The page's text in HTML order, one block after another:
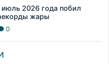
июль 2026 года побил
жары
0